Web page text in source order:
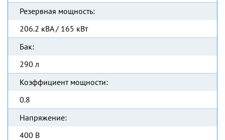
Резервная мощность:
206.2 кВА / 165 кВт
Бак:
290 л
Коэффициент мощности:
0.8
Напряжение:
400 В